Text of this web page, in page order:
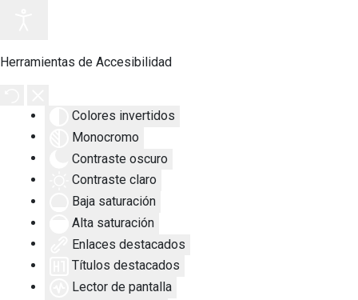
Herramientas de Accesibilidad
Colores invertidos
Monocromo
Contraste oscuro
Contraste claro
Baja saturación
Alta saturación
Enlaces destacados
Títulos destacados
Lector de pantalla